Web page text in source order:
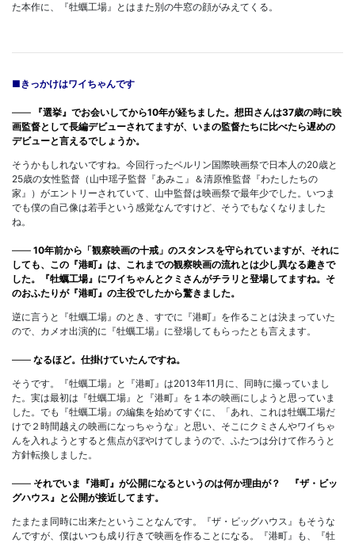
た本作に、『牡蠣工場』とはまた別の牛窓の顔がみえてくる。
■きっかけはワイちゃんです
――
『選挙』でお会いしてから10年が経ちました。想田さんは37歳の時に映
画監督として長編デビューされてますが、いまの監督たちに比べたら遅めの
デビューと言えるでしょうか。
そうかもしれないですね。今回行ったベルリン国際映画祭で日本人の20歳と
25歳の女性監督（山中瑶子監督『あみこ』＆清原惟監督『わたしたちの
家』）がエントリーされていて、山中監督は映画祭で最年少でした。いつま
でも僕の自己像は若手という感覚なんですけど、そうでもなくなりました
ね。
―― 10年前から「観察映画の十戒」のスタンスを守られていますが、それに
しても、この『港町』は、これまでの観察映画の流れとは少し異なる趣きで
した。『牡蠣工場』にワイちゃんとクミさんがチラリと登場してますね。そ
のおふたりが『港町』の主役でしたから驚きました。
逆に言うと『牡蠣工場』のとき、すでに『港町』を作ることは決まっていた
ので、カメオ出演的に『牡蠣工場』に登場してもらったとも言えます。
―― なるほど。仕掛けていたんですね。
そうです。『牡蠣工場』と『港町』は2013年11月に、同時に撮っていまし
た。実は最初は『牡蠣工場』と『港町』を１本の映画にしようと思っていま
した。でも『牡蠣工場』の編集を始めてすぐに、「あれ、これは牡蠣工場だ
けで２時間越えの映画になっちゃうな」と思い、そこにクミさんやワイちゃ
んを入れようとすると焦点がぼやけてしまうので、ふたつは分けて作ろうと
方針転換しました。
―― それでいま『港町』が公開になるというのは何か理由が？ 『ザ・ビッ
グハウス』と公開が接近してます。
たまたま同時に出来たということなんです。『ザ・ビッグハウス』もそうな
んですが、僕はいつも成り行きで映画を作ることになる。『港町』も、『牡